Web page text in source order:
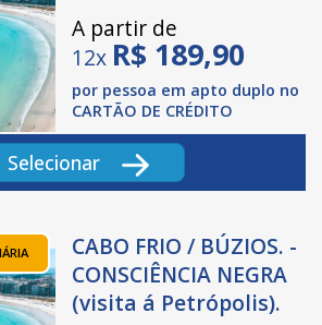
A partir de
12x R$ 189,90
por pessoa em apto duplo no
CARTÃO DE CRÉDITO
Selecionar
CABO FRIO / BÚZIOS. -
CONSCIÊNCIA NEGRA
(visita á Petrópolis).